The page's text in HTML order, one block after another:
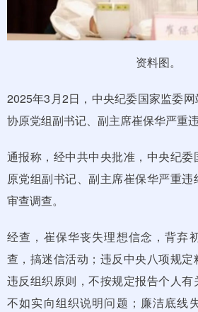
资料图。
2025年3月2日，中央纪委国家监委
协原党组副书记、副主席崔保华严重
通报称，经中共中央批准，中央纪
原党组副书记、副主席崔保华严重
审查调查。
经查，崔保华丧失理想信念，背弃
查，搞迷信活动；违反中央八项规定
违反组织原则，不按规定报告个人
不如实向组织说明问题；廉洁底线